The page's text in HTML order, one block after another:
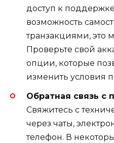
доступ к
возможность
транзакциями, это
Проверьте свой
опции, которые
изменить условия
Обратная связь с
Свяжитесь с
через чаты,
телефон. В